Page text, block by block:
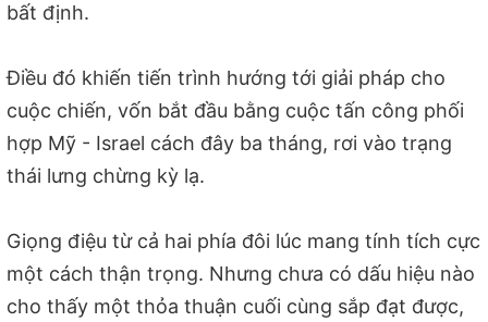
bất định.
Điều đó khiến tiến trình hướng tới giải pháp cho
cuộc chiến, vốn bắt đầu bằng cuộc tấn công phối
hợp Mỹ - Israel cách đây ba tháng, rơi vào trạng
thái lưng chừng kỳ lạ.
Giọng điệu từ cả hai phía đôi lúc mang tính tích cực
một cách thận trọng. Nhưng chưa có dấu hiệu nào
cho thấy một thỏa thuận cuối cùng sắp đạt được,